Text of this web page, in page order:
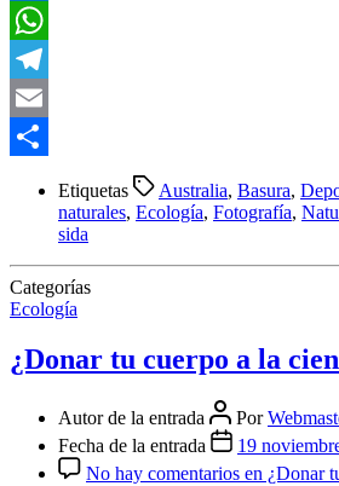
LinkedIn
WhatsApp
Telegram
Email
Etiquetas Australia, Basura,
naturales, Ecología, Fotografía,
sida
Categorías
Ecología
¿Donar tu cuerpo a la
Autor de la entrada Por
Fecha de la entrada
19
No hay comentarios en ¿Donar